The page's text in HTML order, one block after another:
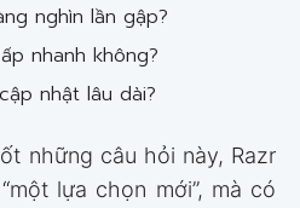
nghìn lần gập?
nhanh không?
nhật lâu dài?
những câu hỏi này, Razr
lựa chọn mới”, mà có